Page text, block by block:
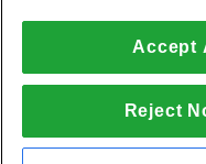
Onbeheerde Windows VPS
Cloud Servers
Load Balancers
Blokkeer opslag
Neem contact op
druk op
Affiliate-programma
Politie
Partnerovereenkomst
Ondersteuning
Live chat met ons
Open een
Stuur ons een e-mail
© 2010-2026
Alle rechten
Accept
Reject